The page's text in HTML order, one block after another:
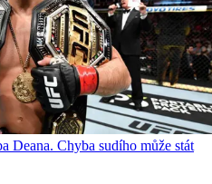
Deana. Chyba sudího může stát